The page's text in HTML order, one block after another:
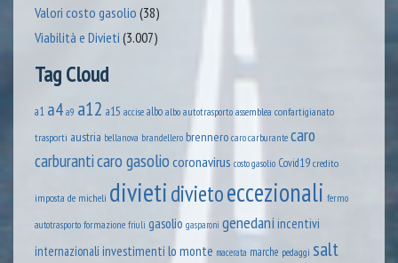
Valori costo gasolio (38)
Viabilità e Divieti (3.007)
Tag Cloud
a1 a4 a9 a12 a15 accise albo albo autotrasporto assemblea confartigianato
trasporti austria bellanova brandellero brennero caro carburante caro
carburanticaro gasoliocoronavirus costo gasolio Covid19credito
imposta de micheli divietidivietoeccezionali fermo
autotrasporto formazione friuli gasolio gasparoni genedani incentivi
internazionali investimenti lo monte macerata marche pedaggi salt